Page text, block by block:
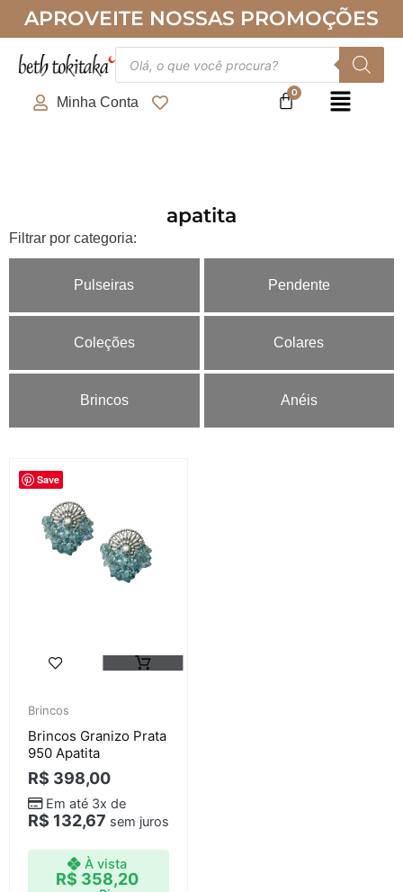
conteúdo
APROVEITE NOSSAS PROMOÇÕES
produtos
Minha Conta
apatita
Filtrar por categoria:
Pulseiras Pendente
Coleções Colares
Brincos Anéis
Save
Brincos
Brincos Granizo Prata
950 Apatita
R$ 398,00
Em até 3x de
R$ 132,67 sem juros
À vista
R$ 358,20